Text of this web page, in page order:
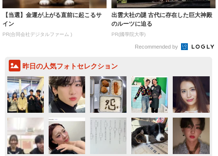
【当選】金運が上がる直前に起こるサ
イン
PR(合同会社デジタルファーム )
出雲大社の謎 古代に存在した巨大神殿
のルーツに迫る
PR(國學院大學)
Recommended by
昨日の人気フォトセレクション